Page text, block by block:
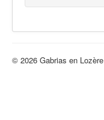
© 2026 Gabrias en Lozère